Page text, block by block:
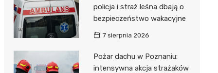
policja i straż leśna dbają o
bezpieczeństwo wakacyjne
7 sierpnia 2026
Pożar dachu w Poznaniu:
intensywna akcja strażaków